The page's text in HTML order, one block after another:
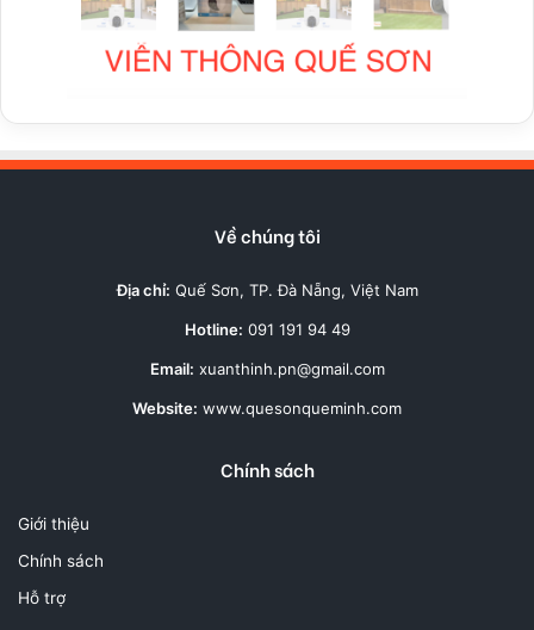
Về chúng tôi
Địa chỉ: Quế Sơn, TP. Đà Nẵng, Việt Nam
Hotline: 091 191 94 49
Email: xuanthinh.pn@gmail.com
Website: www.quesonqueminh.com
Chính sách
Giới thiệu
Chính sách
Hỗ trợ